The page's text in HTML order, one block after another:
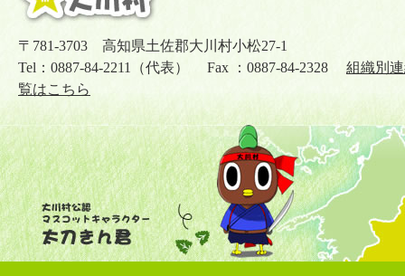
〒781-3703 高知県土佐郡大川村小松27-1
Tel：0887-84-2211（代表） Fax ：0887-84-2328 組織別
覧はこちら